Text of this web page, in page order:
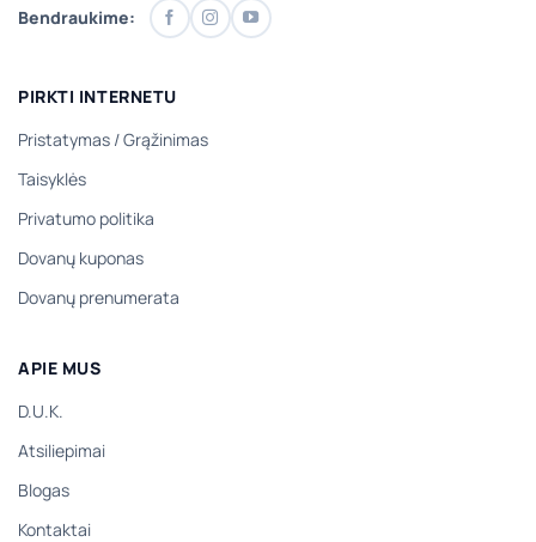
Bendraukime:
PIRKTI INTERNETU
Pristatymas /Grąžinimas
Taisyklės
Privatumo politika
Dovanų kuponas
Dovanų prenumerata
APIE MUS
D.U.K.
Atsiliepimai
Blogas
Kontaktai